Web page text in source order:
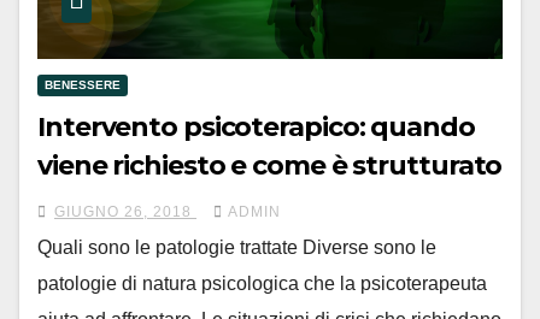
BENESSERE
Intervento psicoterapico: quando
viene richiesto e come è strutturato
GIUGNO 26, 2018 ADMIN
Quali sono le patologie trattate Diverse sono le
patologie di natura psicologica che la psicoterapeuta